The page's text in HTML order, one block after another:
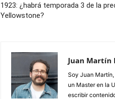
1923: ¿habrá temporada 3 de la
Yellowstone?
Juan Martín
Soy Juan
un Master en la
escribir